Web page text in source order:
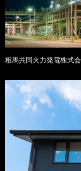
相馬共同火力発電株式